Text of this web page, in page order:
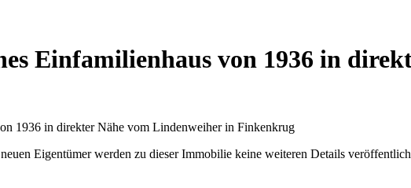
Einfamilienhaus von 1936 in
Eigentümer werden zu dieser Immobilie keine weiteren Details